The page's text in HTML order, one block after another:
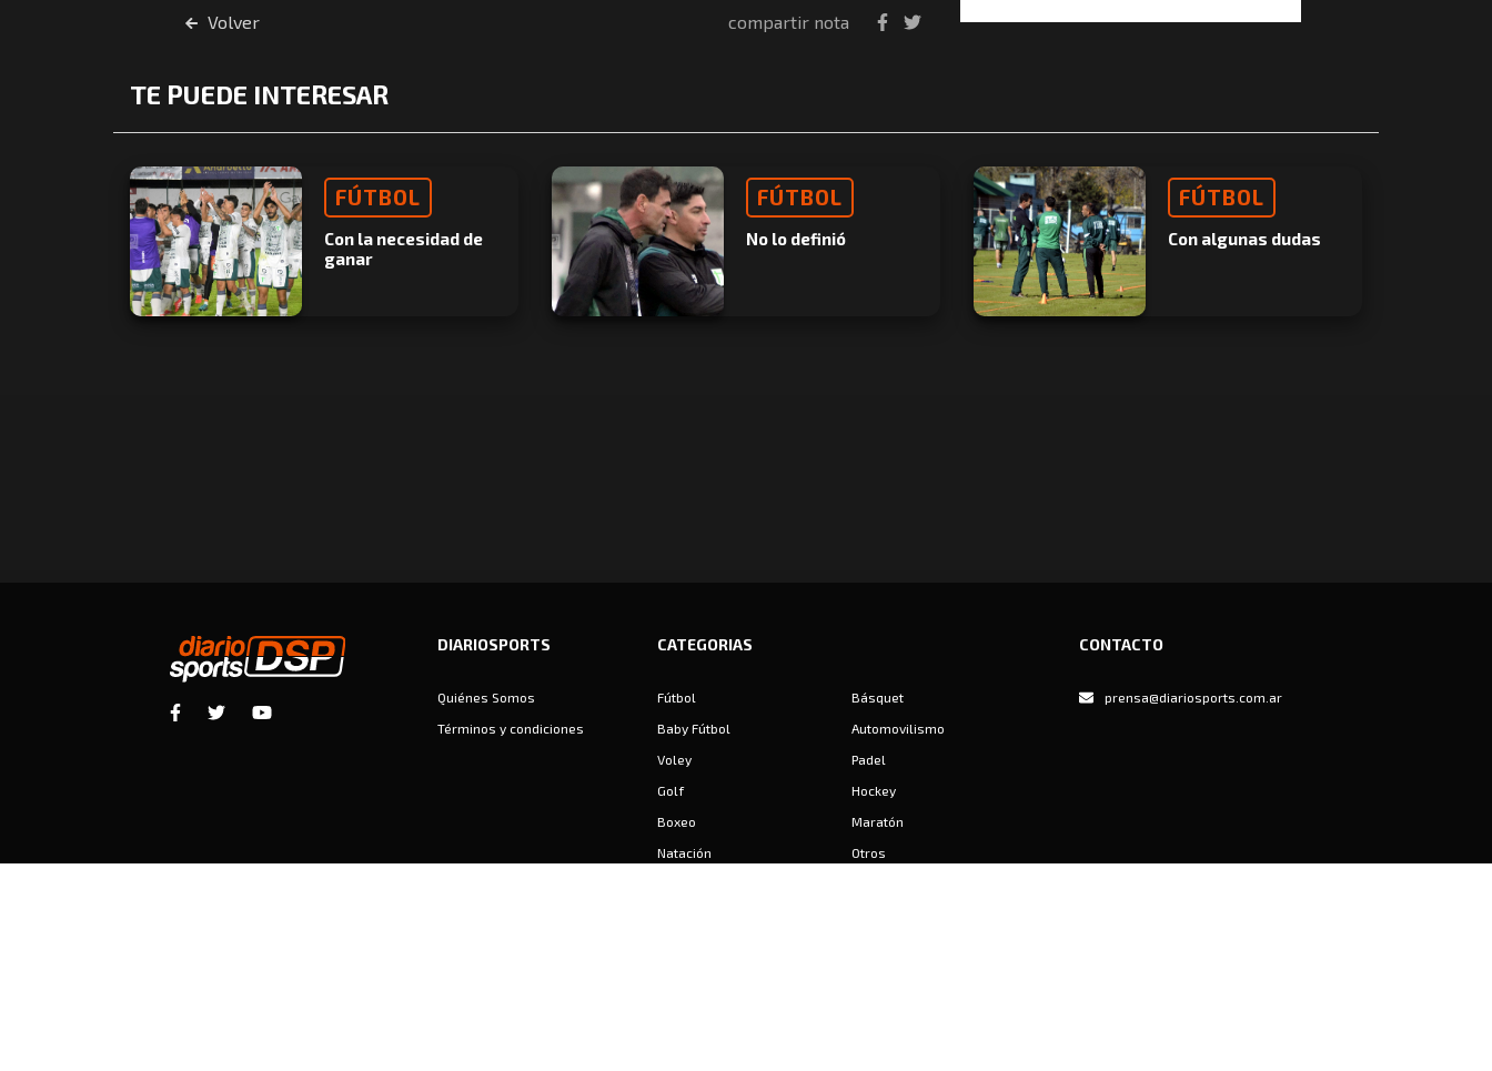
Volver compartir nota
TE PUEDE INTERESAR
FÚTBOL
Con la necesidad de
ganar
FÚTBOL
No lo definió
FÚTBOL
Con algunas dudas
DIARIOSPORTS
Quiénes Somos
Términos y condiciones
CATEGORIAS
Fútbol
Básquet
Baby Fútbol
Automovilismo
Voley
Padel
Golf
Hockey
Boxeo
Maratón
Natación
Otros
CONTACTO
prensa@diariosports.com.ar